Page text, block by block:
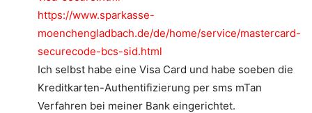
https://www.sparkasse-
moenchengladbach.de/de/home/service/mastercard-
securecode-bcs-sid.html
Ich selbst habe eine Visa Card und habe soeben die
Kreditkarten-Authentifizierung per sms mTan
Verfahren bei meiner Bank eingerichtet.